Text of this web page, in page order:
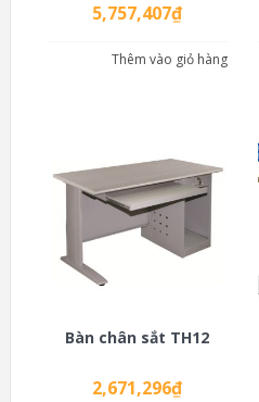
5,757,407₫
Thêm vào giỏ hàng
Bàn chân sắt TH12
2,671,296₫